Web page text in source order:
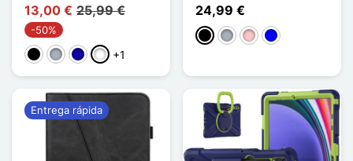
13,00 € 25,99 €
-50%
NegroGris Azul oscuro
Bleu Ciel
+1
24,99 €
NegroGris RosaAzul
Entrega rápida